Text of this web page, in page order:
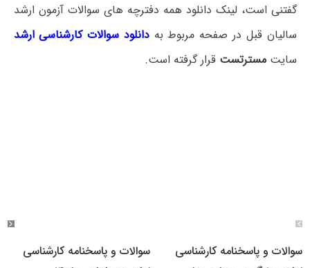
گفتنی است، لینک دانلود همه دفترچه های سوالات آزمون ارشد
سالیان قبل در صفحه مربوط بهدانلود سوالات کارشناسی ارشد
سایتمسترتست قرار گرفته است.
سوالات و پاسخنامه کارشناسی
سوالات و پاسخنامه کارشناسی